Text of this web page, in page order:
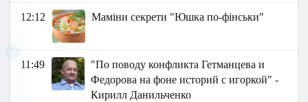
12:12 Маміни секрети "Юшка по-фінськи"
11:49
"По поводу конфликта Гетманцева и
Федорова на фоне историй с игоркой" -
Кирилл Данильченко